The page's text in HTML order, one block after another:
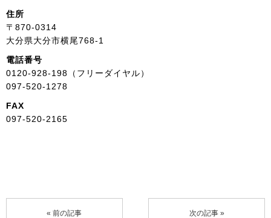
住所
〒870-0314
大分県大分市横尾768-1
電話番号
0120-928-198（フリーダイヤル）
097-520-1278
FAX
097-520-2165
« 前の記事 次の記事 »